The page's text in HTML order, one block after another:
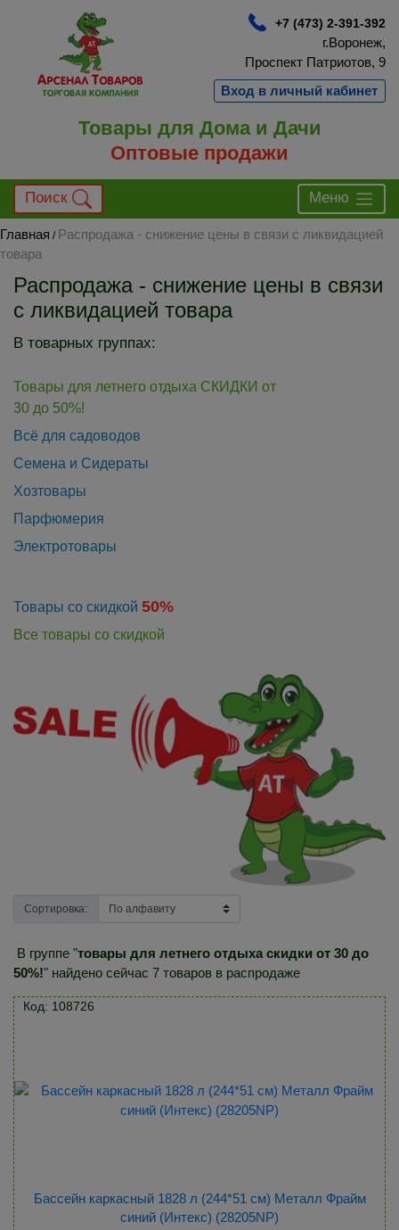
+7 (473) 2-391-392
г.Воронеж,
Проспект Патриотов, 9
Вход в личный кабинет
Товары для Дома и Дачи
Оптовые продажи
Поиск Меню
Главная / Распродажа - снижение цены в связи с ликвидацией
товара
Распродажа - снижение цены в связи
с ликвидацией товара
В товарных группах:
Товары для летнего отдыха СКИДКИ от
30 до 50%!
Всё для садоводов
Семена и Сидераты
Хозтовары
Парфюмерия
Электротовары
Товары со скидкой 50%
Все товары со скидкой
Сортировка:
В группе "товары для летнего отдыха скидки от 30 до
50%!" найдено сейчас 7 товаров в распродаже
Код: 108726
Бассейн каркасный 1828 л (244*51 см) Металл Фрайм
синий (Интекс) (28205NP)